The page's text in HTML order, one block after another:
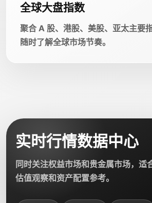
全球大盘指数
聚合 A 股、港股、美股、亚太主要
随时了解全球市场节奏。
实时行情数据中心
同时关注权益市场和贵金属市场，适
估值观察和资产配置参考。